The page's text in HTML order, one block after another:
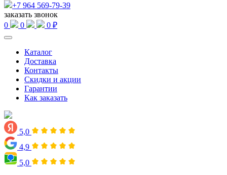
+7 964 569-79-39
заказать звонок
0
0 0 ₽
Каталог
Доставка
Контакты
Скидки и акции
Гарантии
Как заказать
5,0
4,9
5,0